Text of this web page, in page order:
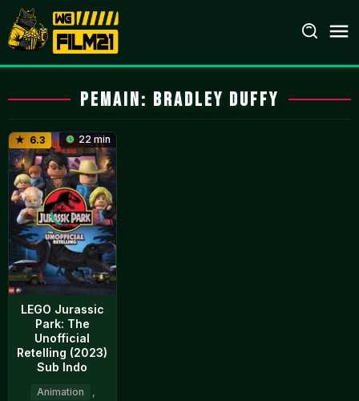
Loncat
ke
konten
Pemain: Bradley Duffy
6.3 22 min
LEGO Jurassic
Park: The
Unofficial
Retelling (2023)
Sub Indo
Animation